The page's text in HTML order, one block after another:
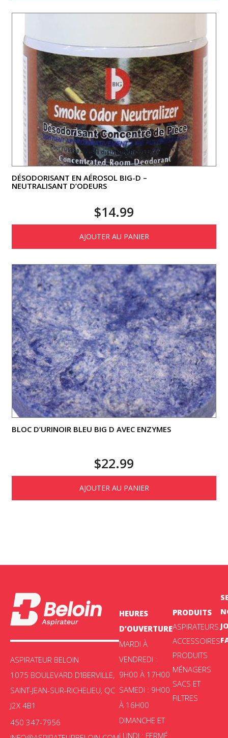
DÉSODORISANT EN AÉROSOL BIG-D –
NEUTRALISANT D’ODEURS
$14.99
AJOUTER AU PANIER
BLOC D’URINOIR BLEU BIG D AVEC ENZYMES
$22.99
AJOUTER AU PANIER
ASPIRATEUR BELOIN
1075 BOULEVARD D’IBERVILLE,
SAINT-JEAN-SUR-RICHELIEU, QC
J2X 4B1
450 347-7956
HEURES
D’OUVERTURE
MARDI À
VENDREDI :
9H00 À 17H00
SAMEDI : 9H00
À 16H00
DIMANCHE ET
LUNDI : FERMÉ
PRODUITS
ASPIRATEURS
ACCESSOIRES
PRODUITS
MÉNAGERS
SACS ET
FILTRES